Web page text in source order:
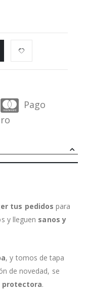
Pago
tus pedidos para
y lleguen sanos y
, y tomos de tapa
de novedad, se
protectora.